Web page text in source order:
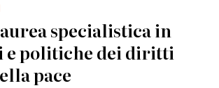
specialistica in
e politiche dei diritti
pace